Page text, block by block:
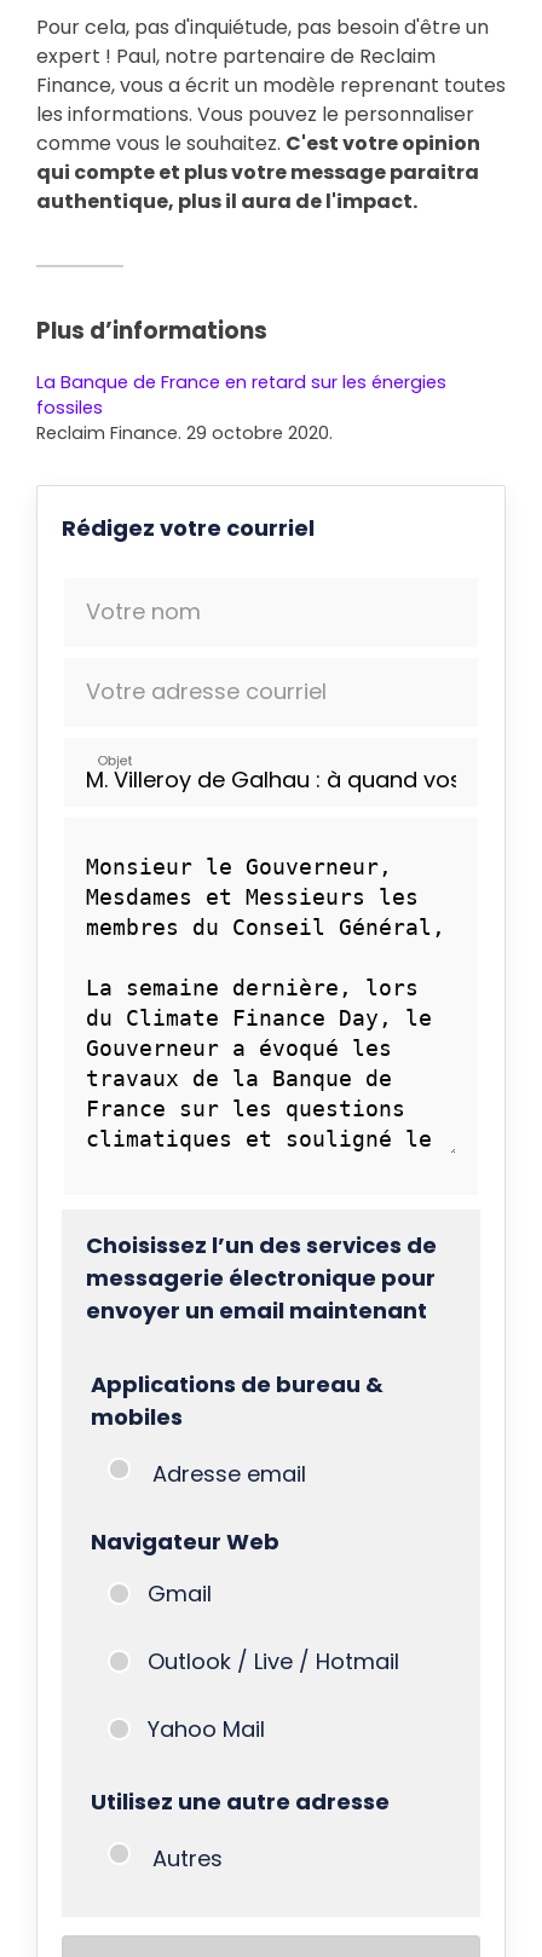
Pour cela, pas d'inquiétude, pas besoin d'être un
expert ! Paul, notre partenaire de Reclaim
Finance, vous a écrit un modèle reprenant toutes
les informations. Vous pouvez le personnaliser
comme vous le souhaitez. C'est votre opinion
qui compte et plus votre message paraitra
authentique, plus il aura de l'impact.
Plus d’informations
La Banque de France en retard sur les énergies
fossiles
Reclaim Finance. 29 octobre 2020.
Rédigez votre courriel
Votre nom
Votre adresse courriel
Objet
Choisissez l’un des services de
messagerie électronique pour
envoyer un email maintenant
Applications de bureau &
mobiles
Adresse email
Navigateur Web
Gmail
Outlook / Live / Hotmail
Yahoo Mail
Utilisez une autre adresse
Autres